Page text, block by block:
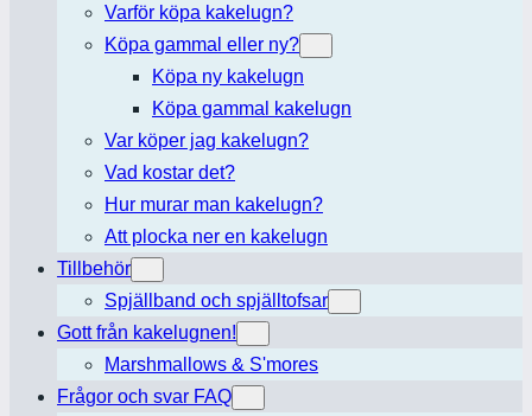
Varför köpa kakelugn?
Köpa gammal eller ny?
Köpa ny kakelugn
Köpa gammal kakelugn
Var köper jag kakelugn?
Vad kostar det?
Hur murar man kakelugn?
Att plocka ner en kakelugn
Tillbehör
Spjällband och spjälltofsar
Gott från kakelugnen!
Marshmallows & S'mores
Frågor och svar FAQ